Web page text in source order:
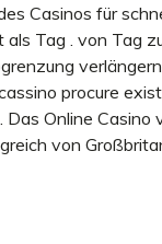
Casinos für
Tag . von Tag
procure
Online Casino
von